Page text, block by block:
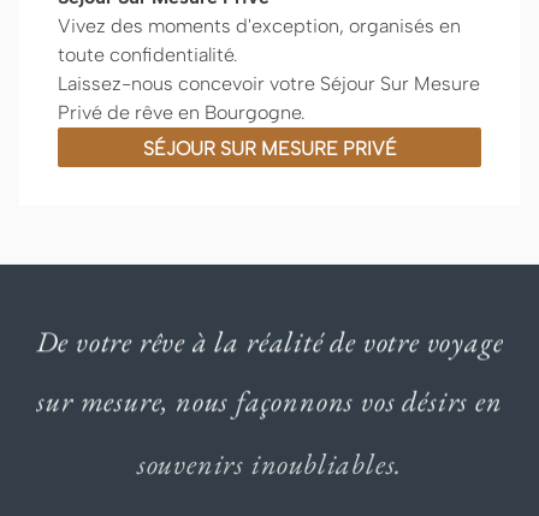
Vivez des moments d'exception, organisés en
toute confidentialité.
Laissez-nous concevoir votre Séjour Sur Mesure
Privé de rêve en Bourgogne.
SÉJOUR SUR MESURE PRIVÉ
De votre rêveà la réalitéde votre voyage
sur mesure, nous façonnons vos désirs en
souvenirs inoubliables.